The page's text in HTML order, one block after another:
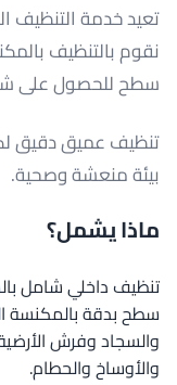
تعيد خدمة التنظيف
نقوم بالتنظيف
سطح للحصول على
تنظيف عميق دقيق
بيئة منعشة وصحية.
ماذا يشمل؟
تنظيف داخلي شامل
سطح بدقة بالمكنسة
والسجاد وفرش
والأوساخ والحطام.